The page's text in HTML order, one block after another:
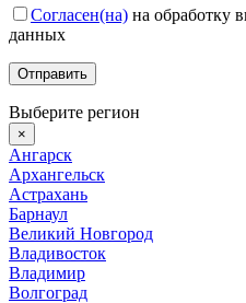
Согласен(на) на обработку
данных
Выберите регион
×
Ангарск
Архангельск
Астрахань
Барнаул
Великий Новгород
Владивосток
Владимир
Волгоград